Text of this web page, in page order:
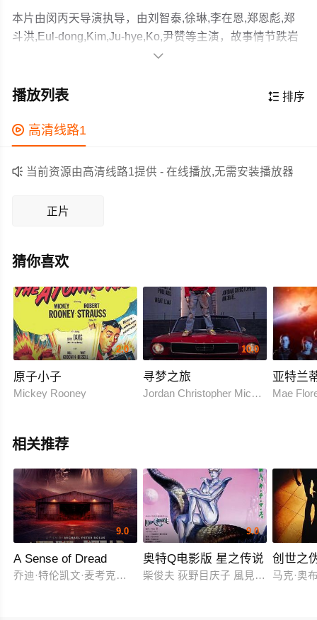
本片由闵丙天导演执导，由刘智泰,徐琳,李在恩,郑恩彪,郑
斗洪,Eul-dong,Kim,Ju-hye,Ko,尹赞等主演，故事情节跌岩
起伏、扣人心弦，领广大科幻片爱好者和观众们都期待不
万户，在使用期限结束后，它们便会被回收销毁。机器人
队，专门追捕和破坏逃跑叛乱的机器人，R（刘智泰 饰）
便是部队中的一员。
作为一部 上映的科幻电影，在当期同类题材影片中具有一
定的看点，在演员表现和剧情架构上也都有不错的亮点，
剧情紧凑，角色塑造鲜明，适合喜欢科幻类电影的观众观

 排序
播放列表
 高清线路1
 当前资源由高清线路1提供 - 在线播放,无需安装播放器
正片
猜你喜欢
2.0
原子小子
Mickey Rooney
10.0
寻梦之旅
Jordan Christopher Michael
亚特兰
Mae
相关推荐
9.0
A Sense of Dread
乔迪·特伦凯文·麦考克尔虹膜
9.0
奥特Q电影版 星之传说
柴俊夫 荻野目庆子 風見しんご
创世之
马克·奥